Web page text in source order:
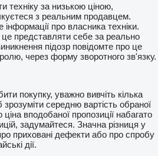
техніку за низькою ціною,
з реальним продавцем.
про власника техніки.
представляти себе за реально
підозр повідомте про це
через форму зворотного зв'язку.
покупку, уважно вивчіть кілька
середню вартість обраної
вподобаної пропозиції набагато
задумайтеся. Значна різниця у
приховані дефекти або про спробу
дії.